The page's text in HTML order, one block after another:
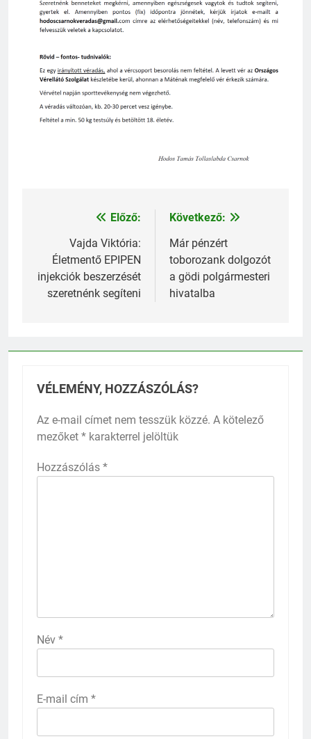
Bejegyzés
navigáció
Előző:
Vajda Viktória:
Életmentő EPIPEN
injekciók beszerzését
szeretnénk segíteni
Következő:
Már pénzért
toborozank dolgozót
a gödi polgármesteri
hivatalba
VÉLEMÉNY, HOZZÁSZÓLÁS?
Az e-mail címet nem tesszük közzé. A kötelező
mezőket * karakterrel jelöltük
Hozzászólás *
Név *
E-mail cím *